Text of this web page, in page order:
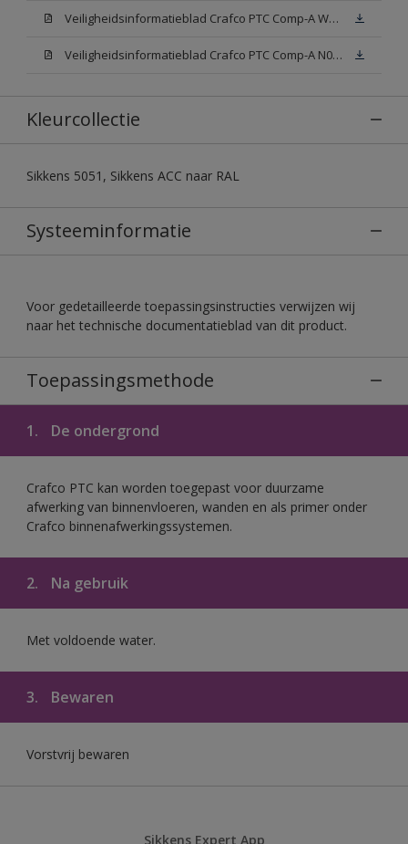
Veiligheidsinformatieblad Crafco PTC Comp-A W05 (MSDS)
Veiligheidsinformatieblad Crafco PTC Comp-A N00 (MSDS)
Kleurcollectie
Sikkens 5051, Sikkens ACC naar RAL
Systeeminformatie
Voor gedetailleerde toepassingsinstructies verwijzen wij
naar het technische documentatieblad van dit product.
Toepassingsmethode
1. De ondergrond
Crafco PTC kan worden toegepast voor duurzame
afwerking van binnenvloeren, wanden en als primer onder
Crafco binnenafwerkingssystemen.
2. Na gebruik
Met voldoende water.
3. Bewaren
Vorstvrij bewaren
Sikkens Expert App